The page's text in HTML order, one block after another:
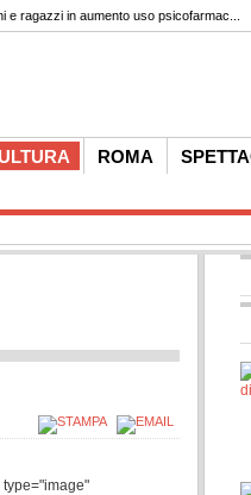
ROMA
e ragazzi in aumento uso psicofarmac...